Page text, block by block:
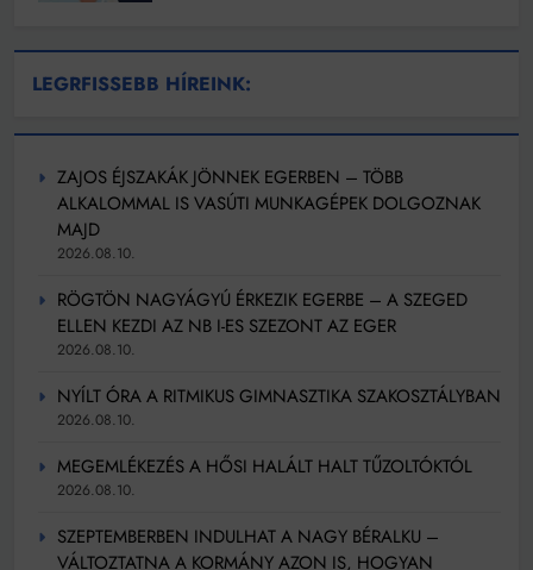
LEGRFISSEBB HÍREINK:
ZAJOS ÉJSZAKÁK JÖNNEK EGERBEN – TÖBB
ALKALOMMAL IS VASÚTI MUNKAGÉPEK DOLGOZNAK
MAJD
2026.08.10.
RÖGTÖN NAGYÁGYÚ ÉRKEZIK EGERBE – A SZEGED
ELLEN KEZDI AZ NB I-ES SZEZONT AZ EGER
2026.08.10.
NYÍLT ÓRA A RITMIKUS GIMNASZTIKA SZAKOSZTÁLYBAN
2026.08.10.
MEGEMLÉKEZÉS A HŐSI HALÁLT HALT TŰZOLTÓKTÓL
2026.08.10.
SZEPTEMBERBEN INDULHAT A NAGY BÉRALKU –
VÁLTOZTATNA A KORMÁNY AZON IS, HOGYAN